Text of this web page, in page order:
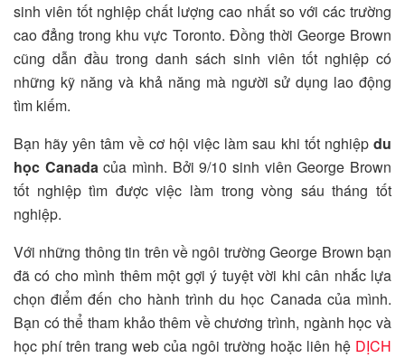
sinh viên tốt nghiệp chất lượng cao nhất so với các trường
cao đẳng trong khu vực Toronto. Đồng thời George Brown
cũng dẫn đầu trong danh sách sinh viên tốt nghiệp có
những kỹ năng và khả năng mà người sử dụng lao động
tìm kiếm.
Bạn hãy yên tâm về cơ hội việc làm sau khi tốt nghiệp du
học Canadacủa mình. Bởi 9/10 sinh viên George Brown
tốt nghiệp tìm được việc làm trong vòng sáu tháng tốt
nghiệp.
Với những thông tin trên về ngôi trường George Brown bạn
đã có cho mình thêm một gợi ý tuyệt vời khi cân nhắc lựa
chọn điểm đến cho hành trình du học Canada của mình.
Bạn có thể tham khảo thêm về chương trình, ngành học và
học phí trên trang web của ngôi trường hoặc liên hệ DỊCH